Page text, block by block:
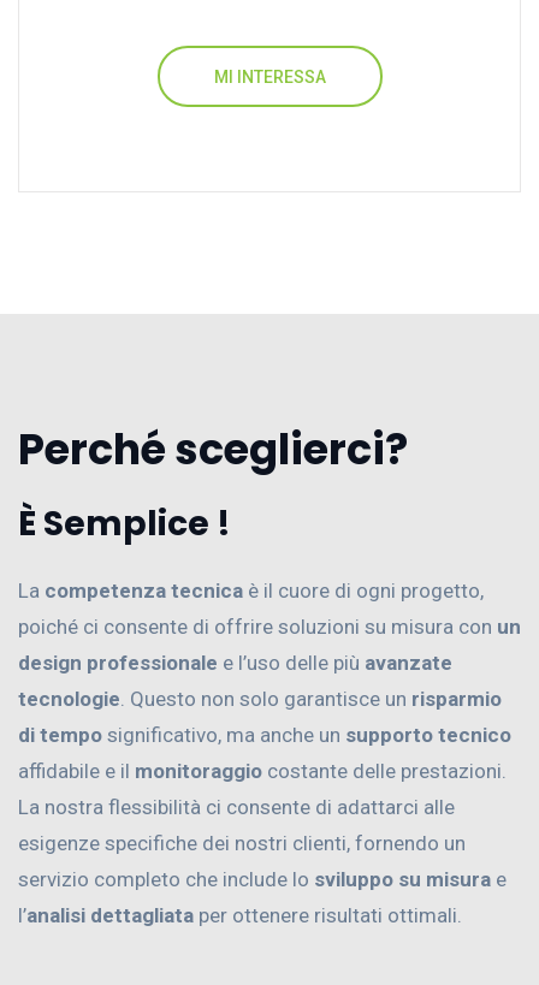
MI INTERESSA
Perché sceglierci?
È Semplice !
La competenza tecnica è il cuore di ogni progetto,
poiché ci consente di offrire soluzioni su misura con un
design professionale e l’uso delle più avanzate
tecnologie . Questo non solo garantisce un risparmio
di tempo significativo, ma anche un supporto tecnico
affidabile e il monitoraggio costante delle prestazioni.
La nostra flessibilità ci consente di adattarci alle
esigenze specifiche dei nostri clienti, fornendo un
servizio completo che include lo sviluppo su misura e
l’analisi dettagliata per ottenere risultati ottimali.